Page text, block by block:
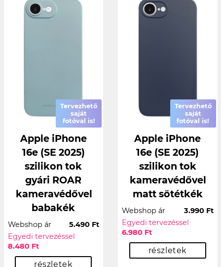
Tervezhető
saját
fotóval is!
Apple iPhone
16e (SE 2025)
szilikon tok
gyári ROAR
kameravédővel
babakék
Webshop ár
5.490 Ft
Egyedi tervezéssel
8.480 Ft
részletek
Tervezhető
saját
fotóval is!
Apple iPhone
16e (SE 2025)
szilikon tok
kameravédővel
matt sötétkék
Webshop ár
3.990 Ft
Egyedi tervezéssel
6.980 Ft
részletek